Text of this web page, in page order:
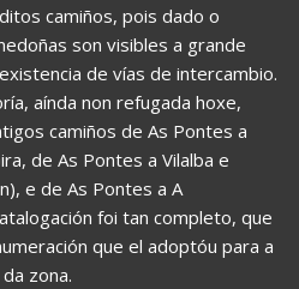
camiños, pois dado o
son visibles a grande
de vías de intercambio.
aínda non refugada hoxe,
camiños de As Pontes a
de As Pontes a Vilalba e
e de As Pontes a A
foi tan completo, que
que el adoptóu para a
zona.